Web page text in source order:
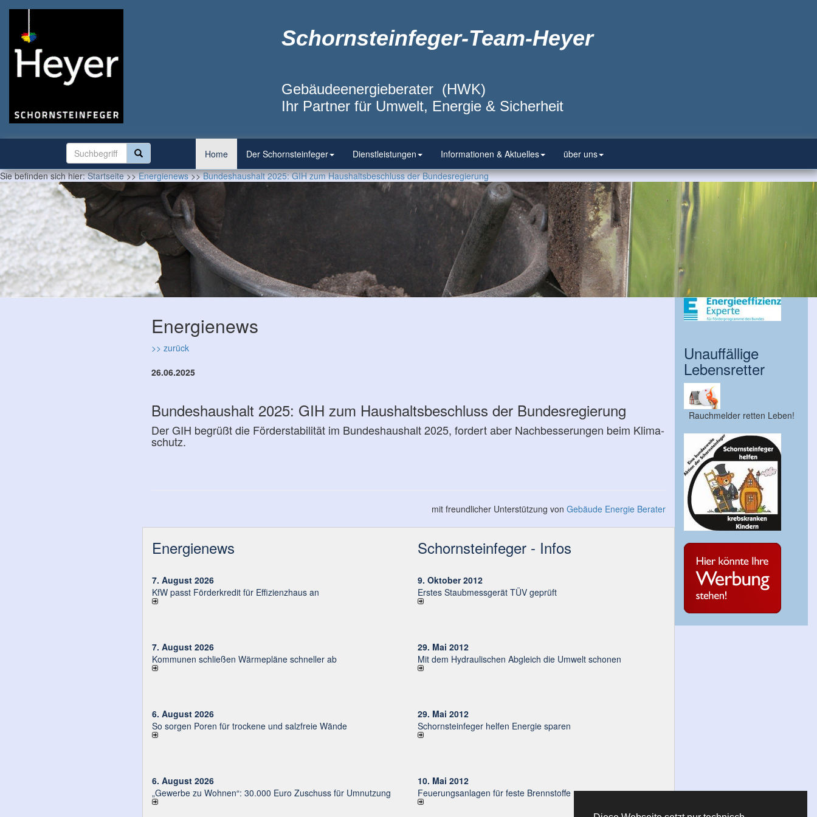
Schornsteinfeger-Team-Heyer
Gebäudeenergieberater (HWK)
Ihr Partner für Umwelt, Energie & Sicherheit
Home Der Schornsteinfeger Dienstleistungen Informationen & Aktuelles
über uns
Sie befinden sich hier:Startseite>>Energienews>>Bundeshaushalt 2025: GIH zum Haus­halts­be­schluss der Bundes­re­gierung
Energienews
>> zurück
26.06.2025
Bundeshaushalt 2025: GIH zum Haus­halts­be­schluss der Bundes­re­gierung
Der GIH begrüßt die Förder­sta­bi­lität im Bundes­haus­halt 2025, fordert aber Nach­besse­rungen beim Klima­
schutz.
mit freundlicher Unterstützung von Gebäude Energie Berater
Energienews
7. August 2026
KfW passt Förderkredit für Effizienzhaus an
7. August 2026
Kommunen schließen Wärmepläne schneller ab
6. August 2026
So sorgen Poren für trockene und salzfreie Wände
6. August 2026
„Gewerbe zu Wohnen“: 30.000 Euro Zu­schuss für Um­nut­zung
Schornsteinfeger - Infos
9. Oktober 2012
Erstes Staubmessgerät TÜV geprüft
29. Mai 2012
Mit dem Hydraulischen Abgleich die Umwelt schonen
29. Mai 2012
Schornsteinfeger helfen Energie sparen
10. Mai 2012
Feuerungsanlagen für feste Brennstoffe
Unauffällige
Lebensretter
Rauchmelder retten Leben!